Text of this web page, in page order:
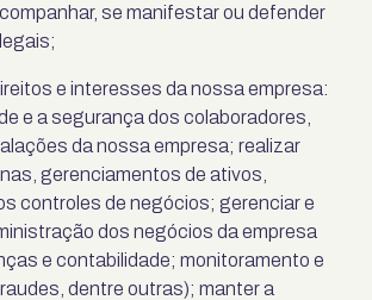
se manifestar ou defender
e interesses da nossa empresa:
e a segurança dos colaboradores,
da nossa empresa; realizar
gerenciamentos de ativos,
controles de negócios; gerenciar e
dos negócios da empresa
e contabilidade; monitoramento e
dentre outras); manter a